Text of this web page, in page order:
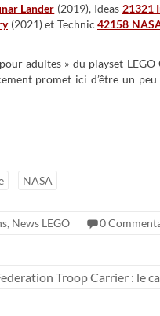
Lander (2019), Ideas 21321
(2021) et Technic 42158
adultes » du playset
promet ici d’être un
NASA
, News LEGO 0
Troop Carrier : le